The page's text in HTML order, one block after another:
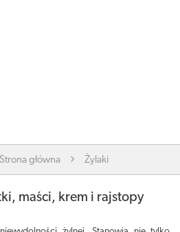
Strona główna Żylaki
maści, krem i rajstopy